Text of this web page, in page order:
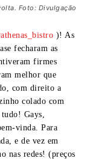
Foto: Divulgação
)! As
fecharam as
firmes
melhor que
com direito a
colado com
Gays,
vinda. Para
e de vez em
nas redes! (preços